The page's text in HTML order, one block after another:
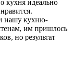
кухня идеально
нашу кухню-
им пришлось
но результат